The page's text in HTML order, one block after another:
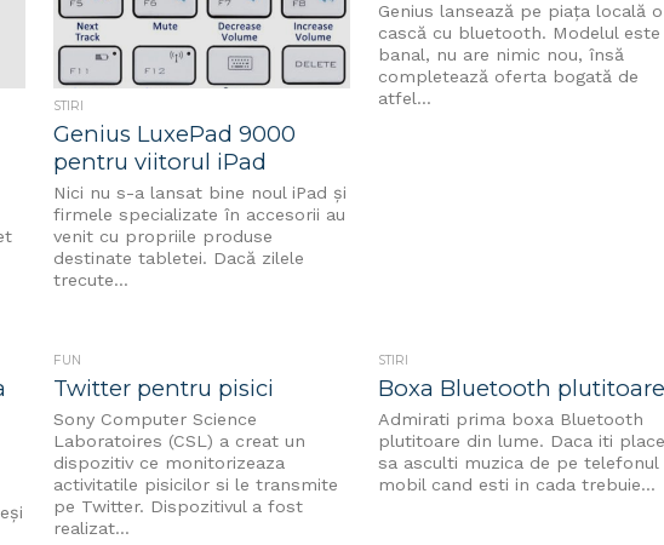
STIRI
Genius LuxePad 9000
pentru viitorul iPad
Nici nu s-a lansat bine noul iPad și
firmele specializate în accesorii au
venit cu propriile produse
destinate tabletei. Dacă zilele
trecute...
Genius lansează pe piața locală o
cască cu bluetooth. Modelul este
banal, nu are nimic nou, însă
completează oferta bogată de
atfel...
FUN
Twitter pentru pisici
Sony Computer Science
Laboratoires (CSL) a creat un
dispozitiv ce monitorizeaza
activitatile pisicilor si le transmite
pe Twitter. Dispozitivul a fost
realizat...
STIRI
Boxa Bluetooth
Admirati prima boxa Bluetooth
plutitoare din lume. Daca iti
sa asculti muzica de pe telefonul
mobil cand esti in cada trebuie...